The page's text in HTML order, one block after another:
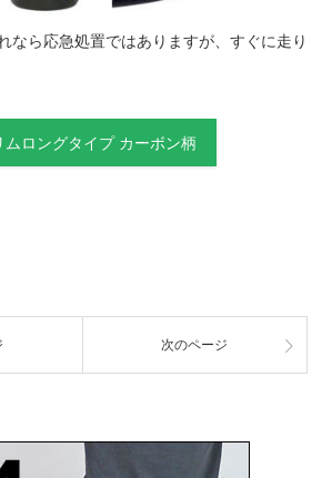
なら応急処置ではありますが、すぐに走り
ムロングタイプ カーボン柄
次のページ